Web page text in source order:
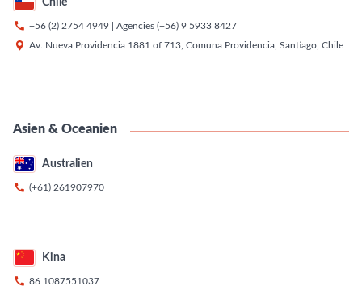
Chile
 +56 (2) 2754 4949 | Agencies (+56) 9 5933 8427
 Av. Nueva Providencia 1881 of 713, Comuna Providencia, Santiago, Chile
Asien & Oceanien
Australien
 (+61) 261907970
Kina
 86 1087551037